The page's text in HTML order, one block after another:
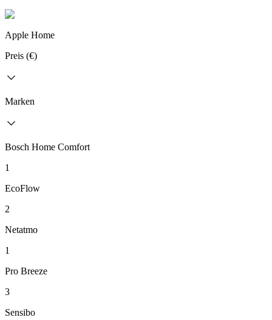
Apple Home
Preis (€)
Marken
Bosch Home Comfort
1
EcoFlow
2
Netatmo
1
Pro Breeze
3
Sensibo